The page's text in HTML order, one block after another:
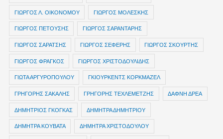
ΓΙΩΡΓΟΣ Λ. ΟΙΚΟΝΟΜΟΥ ΓΙΩΡΓΟΣ ΜΟΛΕΣΚΗΣ
ΓΙΩΡΓΟΣ ΠΕΤΟΥΣΗΣ ΓΙΩΡΓΟΣ ΣΑΡΑΝΤΑΡΗΣ
ΓΙΩΡΓΟΣ ΣΑΡΑΤΣΗΣ ΓΙΩΡΓΟΣ ΣΕΦΕΡΗΣ ΓΙΩΡΓΟΣ ΣΚΟΥΡΤΗΣ
ΓΙΩΡΓΟΣ ΦΡΑΓΚΟΣ ΓΙΩΡΓΟΣ ΧΡΙΣΤΟΔΟΥΛΙΔΗΣ
ΓΙΩΤΑ ΑΡΓΥΡΟΠΟΥΛΟΥ ΓΚΙΟΥΡΚΕΝΤΣ ΚΟΡΚΜΑΖΕΛ
ΓΡΗΓΟΡΗΣ ΣΑΚΑΛΗΣ ΓΡΗΓΟΡΗΣ ΤΕΧΛΕΜΕΤΖΗΣ ΔΑΦΝΗ ΔΡΕΑ
ΔΗΜΗΤΡIOΣ ΓΚΟΓΚΑΣ ΔΗΜΗΤΡΑ ΔΗΜΗΤΡΙΟΥ
ΔΗΜΗΤΡΑ ΚΟΥΒΑΤΑ ΔΗΜΗΤΡΑ ΧΡΙΣΤΟΔΟΥΛΟΥ